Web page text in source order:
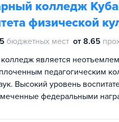
колледж
физической
бюджетных мест от 8.65
является
педагогическим
Высокий уровень
федеральными